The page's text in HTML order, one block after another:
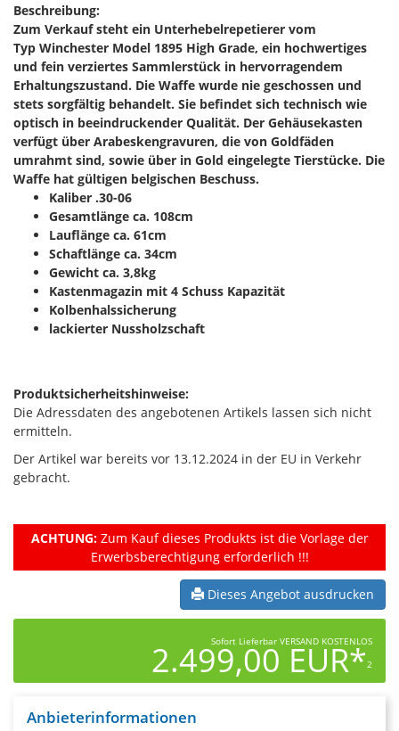
Beschreibung:
Zum Verkauf steht ein Unterhebelrepetierer vom
Typ Winchester Model 1895 High Grade, ein hochwertiges
und fein verziertes Sammlerstück in hervorragendem
Erhaltungszustand. Die Waffe wurde nie geschossen und
stets sorgfältig behandelt. Sie befindet sich technisch wie
optisch in beeindruckender Qualität. Der Gehäusekasten
verfügt über Arabeskengravuren, die von Goldfäden
umrahmt sind, sowie über in Gold eingelegte Tierstücke. Die
Waffe hat gültigen belgischen Beschuss.
Kaliber .30-06
Gesamtlänge ca. 108cm
Lauflänge ca. 61cm
Schaftlänge ca. 34cm
Gewicht ca. 3,8kg
Kastenmagazin mit 4 Schuss Kapazität
Kolbenhalssicherung
lackierter Nussholzschaft
Produktsicherheitshinweise:
Die Adressdaten des angebotenen Artikels lassen sich nicht
ermitteln.
Der Artikel war bereits vor 13.12.2024 in der EU in Verkehr
gebracht.
ACHTUNG:Zum Kauf dieses Produkts ist die Vorlage der
Erwerbsberechtigung erforderlich !!!
Dieses Angebot ausdrucken
Sofort Lieferbar VERSAND KOSTENLOS
2.499,00 EUR*2
Anbieterinformationen